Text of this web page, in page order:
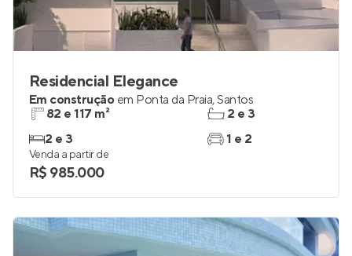
Residencial Elegance
Em construção em Ponta da Praia,Santos
82 e 117 m²
2 e 3
2 e 3
1 e 2
Venda a partir de
R$ 985.000